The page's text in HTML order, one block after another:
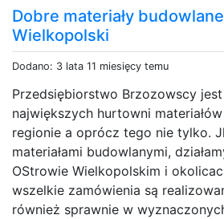
Dobre materiały
Wielkopolski
Dodano: 3 lata 11 miesięcy temu
Przedsiębiorstwo Brzozowscy
największych hurtowni
regionie a oprócz tego nie tylko.
materiałami budowlanymi,
OStrowie Wielkopolskim i
wszelkie zamówienia są
również sprawnie w